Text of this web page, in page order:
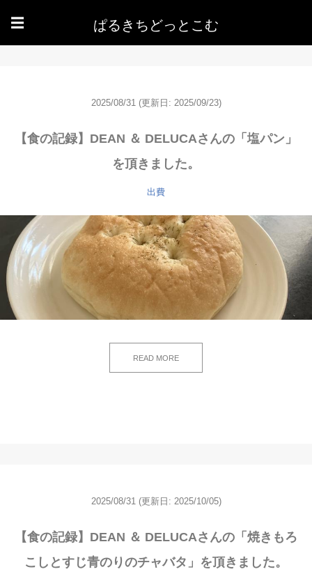
☰ ぱるきちどっとこむ
2025/08/31 (更新日: 2025/09/23)
【食の記録】DEAN ＆ DELUCAさんの「塩パン」
を頂きました。
出費
READ MORE
2025/08/31 (更新日: 2025/10/05)
【食の記録】DEAN ＆ DELUCAさんの「焼きもろ
こしとすじ青のりのチャバタ」を頂きました。